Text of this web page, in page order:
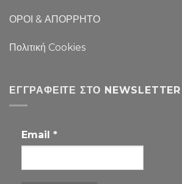
ΟΡΟΙ & ΑΠΟΡΡΗΤΟ
Πολιτική Cookies
ΕΓΓΡΑΦΕΊΤΕ ΣΤΟ NEWSLETTER
Email *